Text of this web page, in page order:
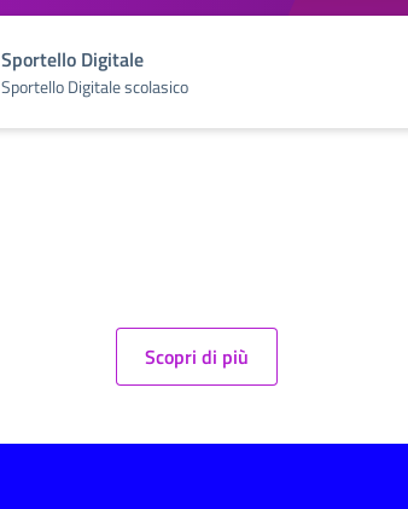
Sportello Digitale
Sportello Digitale scolasico
Scopri di più